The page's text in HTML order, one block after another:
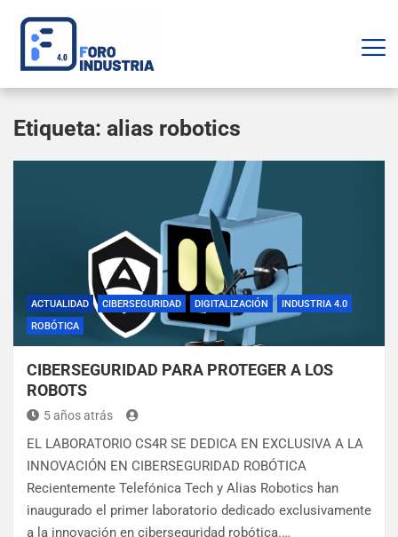
Etiqueta: alias robotics
ACTUALIDAD CIBERSEGURIDAD DIGITALIZACIÓN
INDUSTRIA 4.0
ROBÓTICA
CIBERSEGURIDAD PARA PROTEGER A LOS
ROBOTS
5 años atrás
EL LABORATORIO CS4R SE DEDICA EN EXCLUSIVA A LA
INNOVACIÓN EN CIBERSEGURIDAD ROBÓTICA
Recientemente Telefónica Tech y Alias Robotics han
inaugurado el primer laboratorio dedicado exclusivamente
a la innovación en ciberseguridad robótica.…